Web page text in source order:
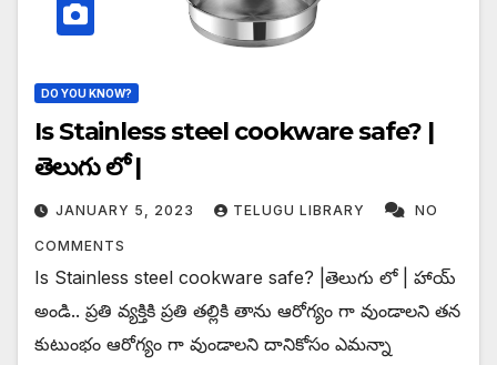
DO YOU KNOW?
Is Stainless steel cookware safe? |
తెలుగు లో |
JANUARY 5, 2023 TELUGU LIBRARY NO
COMMENTS
Is Stainless steel cookware safe? |తెలుగు లో | హాయ్
అండి.. ప్రతి వ్యక్తికి ప్రతి తల్లికి తాను ఆరోగ్యం గా వుండాలని తన
కుటుంభం ఆరోగ్యం గా వుండాలని దానికోసం ఎమన్నా